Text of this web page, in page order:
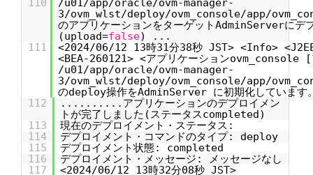
110
/u01/app/oracle/ovm-manager-
3/ovm_wlst/deploy/ovm_console/app/
のアプリケーションをターゲットAdminServerにデ
(upload=false) ...
111
<2024/06/12 13時31分38秒 JST> <Info>
<BEA-260121> <アプリケーションovm_console
/u01/app/oracle/ovm-manager-
3/ovm_wlst/deploy/ovm_console/app/
のdeploy操作をAdminServer に初期化しています
112
..........アプリケーションのデプロイメン
トが完了しました(ステータスcompleted)
113
現在のデプロイメント・ステータス:
114
デプロイメント・コマンドのタイプ: deploy
115
デプロイメント状態: completed
116
デプロイメント・メッセージ: メッセージなし
117
<2024/06/12 13時32分08秒 JST>